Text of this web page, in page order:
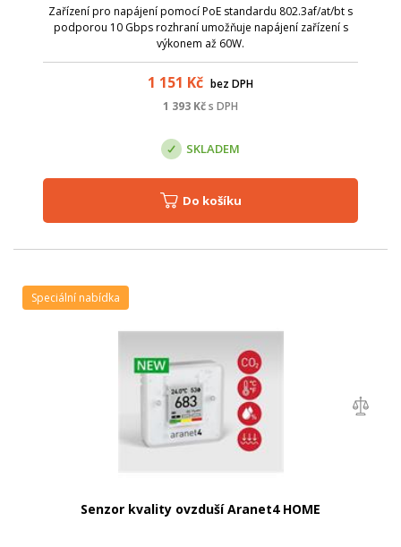
Zařízení pro napájení pomocí PoE standardu 802.3af/at/bt s
podporou 10 Gbps rozhraní umožňuje napájení zařízení s
výkonem až 60W.
1 151 Kč bez DPH
1 393 Kčs DPH
SKLADEM
Do košíku
Senzor kvality ovzduší Aranet4 HOME
Speciální nabídka